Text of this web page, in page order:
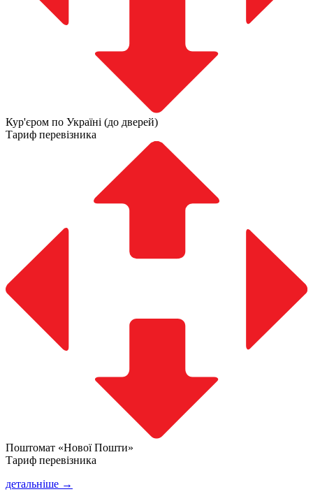
Кур'єром по Україні (до дверей)
Тариф перевізника
Поштомат «Нової Пошти»
Тариф перевізника
детальніше →